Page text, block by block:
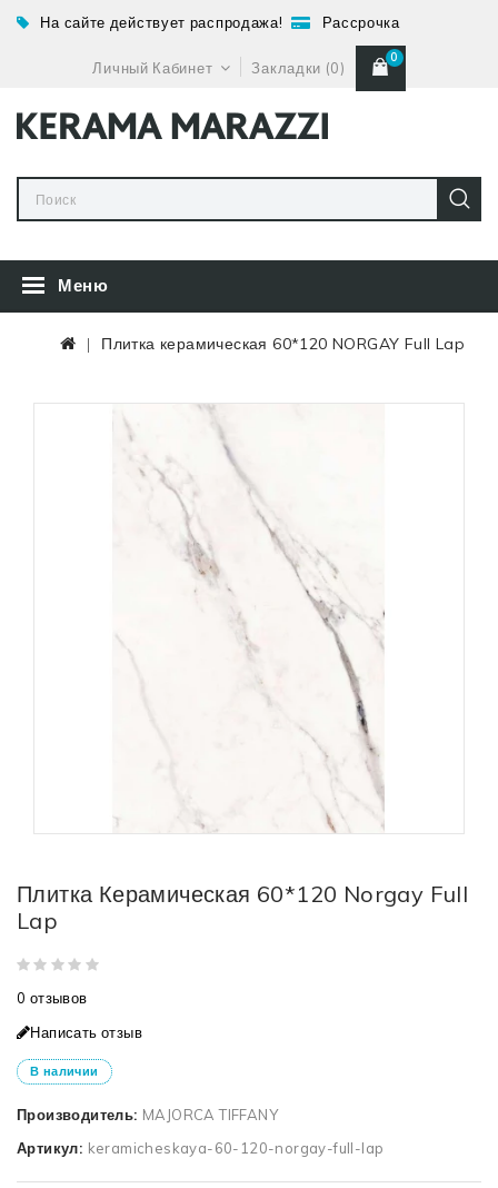
На сайте действует распродажа! Рассрочка
Личный Кабинет Закладки (0)
0
Меню
Плитка керамическая 60*120 NORGAY Full Lap
Плитка Керамическая 60*120 Norgay Full
Lap
0 отзывов
Написать отзыв
В наличии
Производитель: MAJORCA TIFFANY
Артикул: keramicheskaya-60-120-norgay-full-lap